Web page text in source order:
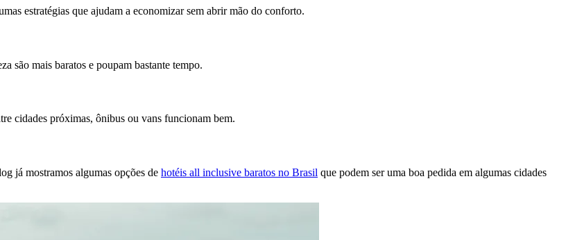
estratégias que ajudam a economizar sem abrir mão do conforto.
são mais baratos e poupam bastante tempo.
cidades próximas, ônibus ou vans funcionam bem.
já mostramos algumas opções de hotéis all inclusive baratos no Brasil que podem ser uma boa pedida em algumas cidades